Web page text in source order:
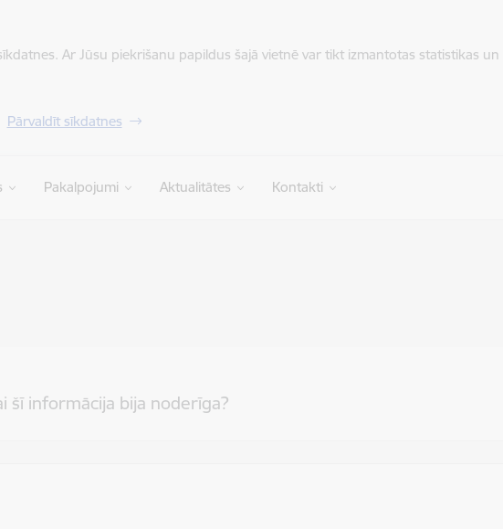
Ar Jūsu piekrišanu papildus šajā vietnē var tikt izmantotas statistikas
Pārvaldīt sīkdatnes
Pakalpojumi Aktualitātes Kontakti
šī informācija bija noderīga?